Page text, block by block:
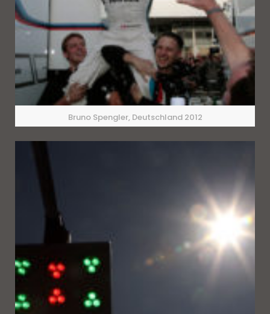
Bruno Spengler, Deutschland 2012